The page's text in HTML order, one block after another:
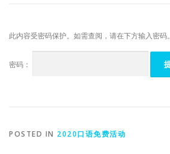
此内容受密码保护。如需查阅，请在下方输入密码。
密码：
POSTED IN 2020口语免费活动